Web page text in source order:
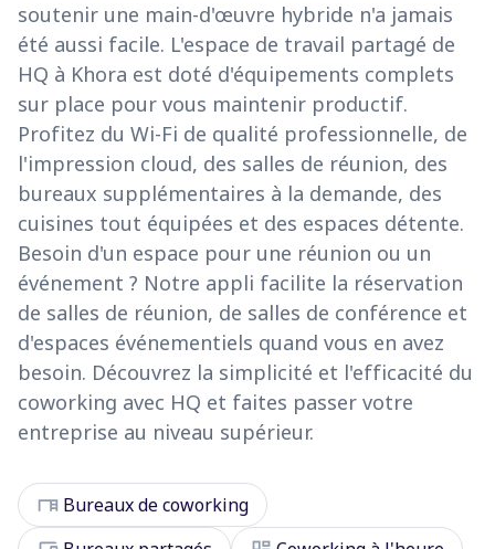
soutenir une main-d'œuvre hybride n'a jamais
été aussi facile. L'espace de travail partagé de
HQ à Khora est doté d'équipements complets
sur place pour vous maintenir productif.
Profitez du Wi-Fi de qualité professionnelle, de
l'impression cloud, des salles de réunion, des
bureaux supplémentaires à la demande, des
cuisines tout équipées et des espaces détente.
Besoin d'un espace pour une réunion ou un
événement ? Notre appli facilite la réservation
de salles de réunion, de salles de conférence et
d'espaces événementiels quand vous en avez
besoin. Découvrez la simplicité et l'efficacité du
coworking avec HQ et faites passer votre
entreprise au niveau supérieur.
desk Bureaux de coworking